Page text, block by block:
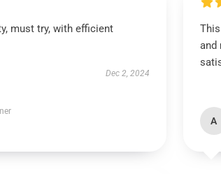
must try, with efficient
Dec 2, 2024
and
A